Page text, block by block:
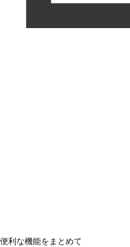
便利な機能をまとめて